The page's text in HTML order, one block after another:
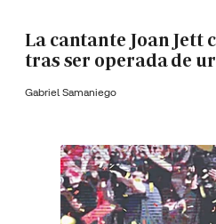
La cantante Joan Jett
tras ser operada de
Gabriel Samaniego